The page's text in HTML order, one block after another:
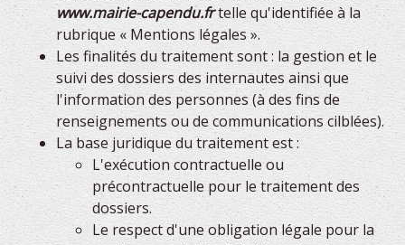
www.mairie-capendu.frtelle qu'identifiée à la
rubrique « Mentions légales ».
Les finalités du traitement sont : la gestion et le
suivi des dossiers des internautes ainsi que
l'information des personnes (à des fins de
renseignements ou de communications cilblées).
La base juridique du traitement est :
L'exécution contractuelle ou
précontractuelle pour le traitement des
dossiers.
Le respect d'une obligation légale pour la